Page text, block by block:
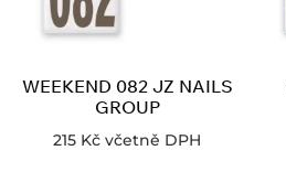
WEEKEND 082 JZ NAILS
GROUP
215 Kč včetně DPH